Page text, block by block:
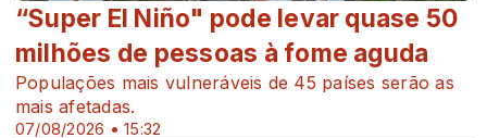
07/08/2026 • 15:32
“Super El Niño" pode levar quase 50
milhões de pessoas à fome aguda
Populações mais vulneráveis de 45 países serão as
mais afetadas.